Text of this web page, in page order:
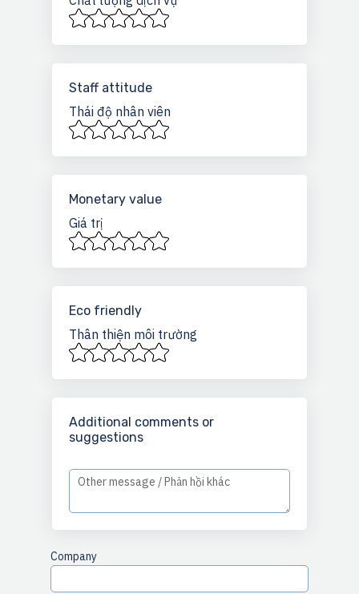
Staff attitude
Thái độ nhân viên
Monetary value
Giá trị
Eco friendly
Thân thiện môi trường
Additional comments or
suggestions
Company